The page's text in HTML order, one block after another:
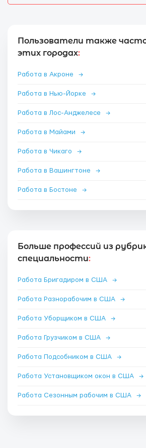
Пользователи также
этих городах:
Работа в Акроне →
Работа в Нью-Йорке →
Работа в Лос-Анджелесе →
Работа в Майами →
Работа в Чикаго →
Работа в Вашингтоне →
Работа в Бостоне →
Больше профессий из
специальности:
Работа Бригадиром в США →
Работа Разнорабочим в США →
Работа Уборщиком в США →
Работа Грузчиком в США →
Работа Подсобником в США →
Работа Установщиком окон в США →
Работа Сезонным рабочим в США →